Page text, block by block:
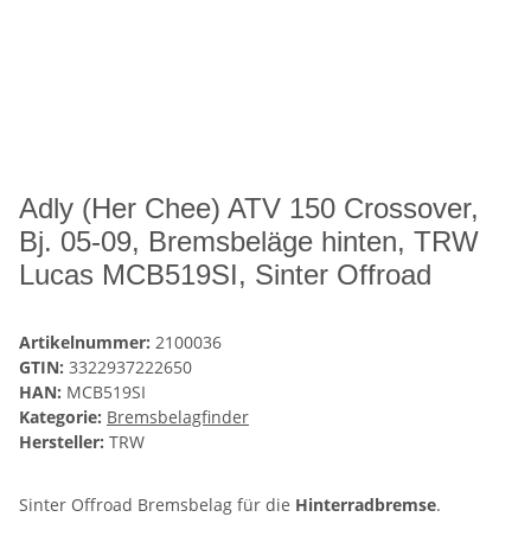
Adly (Her Chee) ATV 150 Crossover,
Bj. 05-09, Bremsbeläge hinten, TRW
Lucas MCB519SI, Sinter Offroad
Artikelnummer: 2100036
GTIN: 3322937222650
HAN: MCB519SI
Kategorie: Bremsbelagfinder
Hersteller: TRW
Sinter Offroad Bremsbelag für die Hinterradbremse.